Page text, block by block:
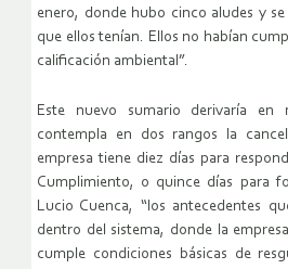
enero, donde hubo cinco aludes y
que ellos tenían. Ellos no habían
calificación ambiental”.
Este nuevo sumario derivaría
contempla en dos rangos la
empresa tiene diez días para
Cumplimiento, o quince días para
Lucio Cuenca, “los antecedentes
dentro del sistema, donde la
cumple condiciones básicas de